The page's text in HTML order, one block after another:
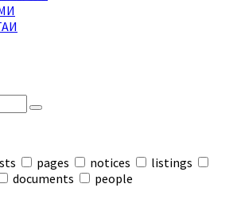
pages notices
listings
documents people